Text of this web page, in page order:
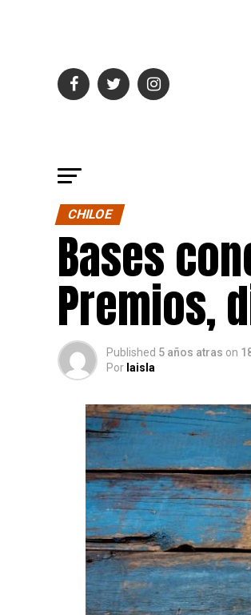
CHILOE
Bases
Premios,
Published 5 años atras on
Por laisla